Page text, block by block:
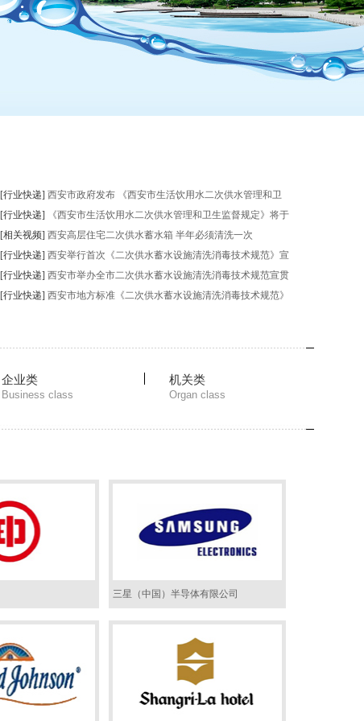
[行业快递] 西安市政府发布 《西安市生活饮用水二次供水管理和卫
[行业快递]
《西安市生活饮用水二次供水管理和卫生监督规定》将于
[相关视频] 西安高层住宅二次供水蓄水箱 半年必须清洗一次
[行业快递] 西安举行首次《二次供水蓄水设施清洗消毒技术规范》宣
[行业快递] 西安市举办全市二次供水蓄水设施清洗消毒技术规范宣贯
[行业快递] 西安市地方标准《二次供水蓄水设施清洗消毒技术规范》
企业类
Business class
机关类
Organ class
三星（中国）半导体有限公司